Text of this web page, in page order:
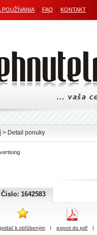
POUŽÍVANIA | FAQ | KONTAKT
> Detail ponuky
Čislo: 1642583
pridať k obľúbeným | export do pdf |